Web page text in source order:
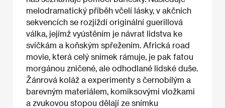
melodramatický příběh včelí lásky, v akčních
sekvencích se rozjíždí originální guerillová
válka, jejímž vyústěním je návrat lidstva ke
svíčkám a koňským spřežením. Africká road
movie, která celý snímek rámuje, je pak fatou
morgánou zničené, ale odhodlané lidské duše.
Žánrová koláž a experimenty s černobílým a
barevným materiálem, komiksovými vložkami
a zvukovou stopou dělají ze snímku